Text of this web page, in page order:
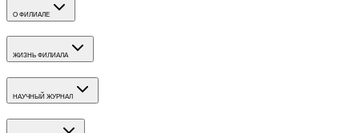
О ФИЛИАЛЕ
ЖИЗНЬ ФИЛИАЛА
НАУЧНЫЙ ЖУРНАЛ